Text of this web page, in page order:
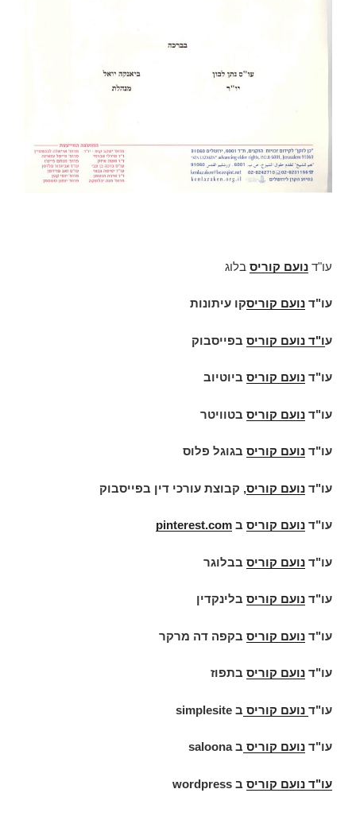
עו"ד נועם קוריס בלוג
עו"ד נועם קוריסקו עיתונות
עו"ד נועם קוריס בפייסבוק
עו"ד נועם קוריס ביוטיוב
עו"ד נועם קוריס בטוויטר
עו"ד נועם קוריס בגוגל פלוס
עו"ד נועם קוריס, קבוצת עורכי דין בפייסבוק
עו"ד נועם קוריס ב pinterest.com
עו"ד נועם קוריס בבלוגר
עו"ד נועם קוריס בלינקדין
עו"ד נועם קוריס בקפה דה מרקר
עו"ד נועם קוריס בתפוז
עו"ד נועם קוריס ב simplesite
עו"ד נועם קוריס בsaloona
עו"ד נועם קוריס ב wordpress